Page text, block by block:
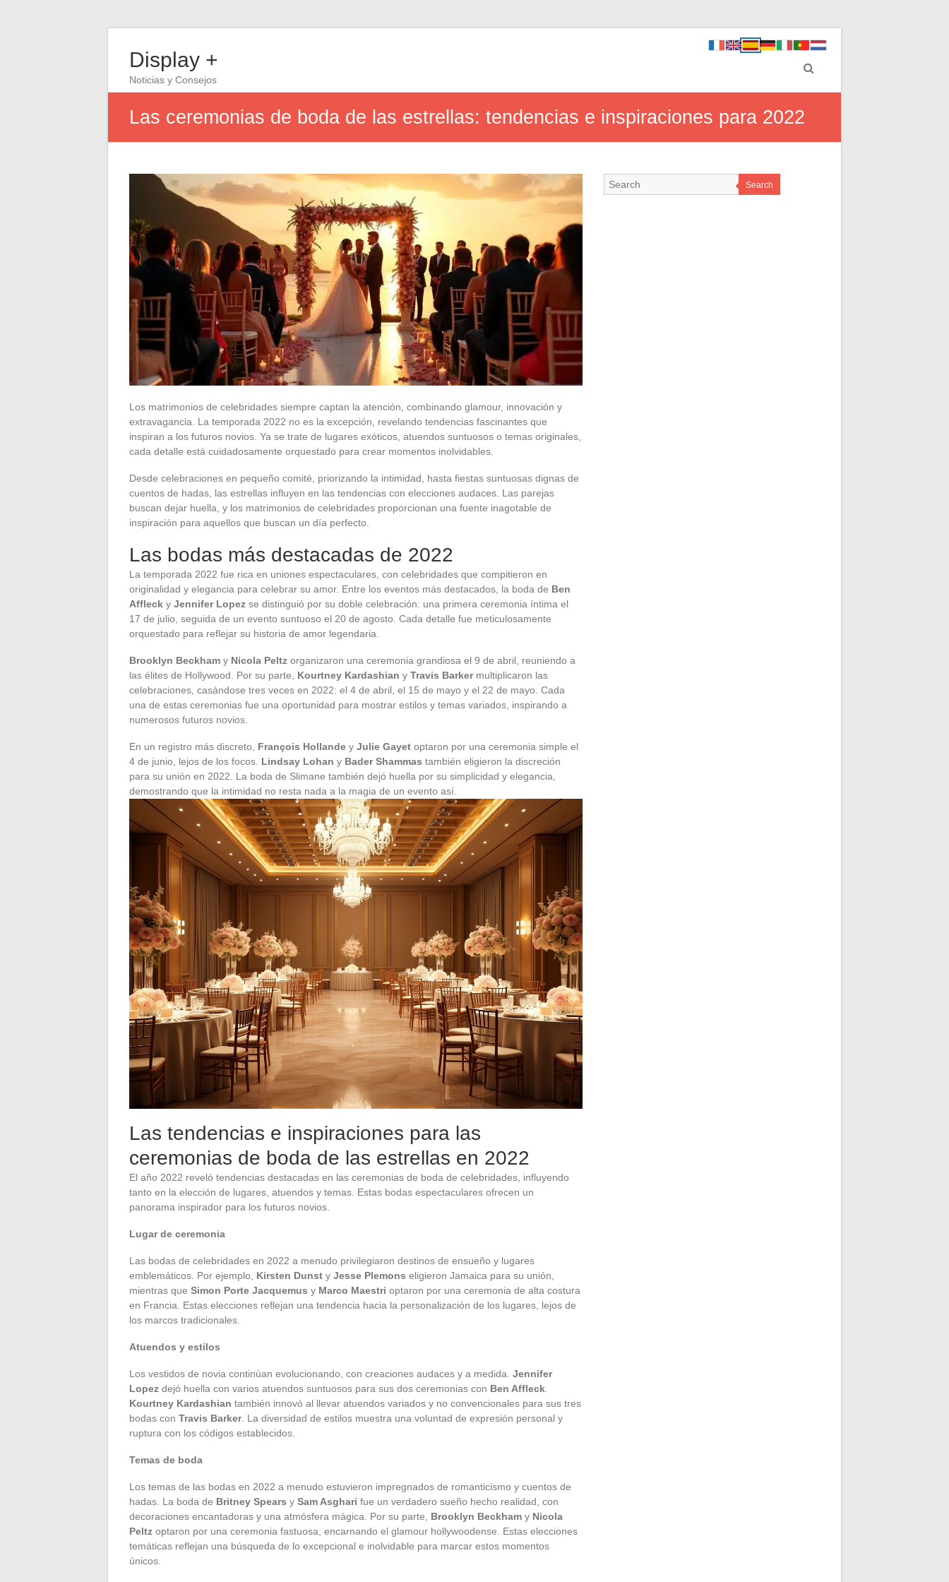
Display +
Noticias y Consejos
Las ceremonias de boda de las estrellas: tendencias e inspiraciones para 2022
Los matrimonios de celebridades siempre captan la atención, combinando glamour, innovación y
extravagancia. La temporada 2022 no es la excepción, revelando tendencias fascinantes que
inspiran a los futuros novios. Ya se trate de lugares exóticos, atuendos suntuosos o temas originales,
cada detalle está cuidadosamente orquestado para crear momentos inolvidables.
Desde celebraciones en pequeño comité, priorizando la intimidad, hasta fiestas suntuosas dignas de
cuentos de hadas, las estrellas influyen en las tendencias con elecciones audaces. Las parejas
buscan dejar huella, y los matrimonios de celebridades proporcionan una fuente inagotable de
inspiración para aquellos que buscan un día perfecto.
Las bodas más destacadas de 2022
La temporada 2022 fue rica en uniones espectaculares, con celebridades que compitieron en
originalidad y elegancia para celebrar su amor. Entre los eventos más destacados, la boda de Ben
Affleck y Jennifer Lopez se distinguió por su doble celebración: una primera ceremonia íntima el
17 de julio, seguida de un evento suntuoso el 20 de agosto. Cada detalle fue meticulosamente
orquestado para reflejar su historia de amor legendaria.
Brooklyn Beckham y Nicola Peltz organizaron una ceremonia grandiosa el 9 de abril, reuniendo a
las élites de Hollywood. Por su parte, Kourtney Kardashian y Travis Barkermultiplicaron las
celebraciones, casándose tres veces en 2022: el 4 de abril, el 15 de mayo y el 22 de mayo. Cada
una de estas ceremonias fue una oportunidad para mostrar estilos y temas variados, inspirando a
numerosos futuros novios.
En un registro más discreto, François Hollande y Julie Gayet optaron por una ceremonia simple el
4 de junio, lejos de los focos. Lindsay Lohan y Bader Shammas también eligieron la discreción
para su unión en 2022. La boda de Slimane también dejó huella por su simplicidad y elegancia,
demostrando que la intimidad no resta nada a la magia de un evento así.
Las tendencias e inspiraciones para las
ceremonias de boda de las estrellas en 2022
El año 2022 reveló tendencias destacadas en las ceremonias de boda de celebridades, influyendo
tanto en la elección de lugares, atuendos y temas. Estas bodas espectaculares ofrecen un
panorama inspirador para los futuros novios.
Lugar de ceremonia
Las bodas de celebridades en 2022 a menudo privilegiaron destinos de ensueño y lugares
emblemáticos. Por ejemplo, Kirsten Dunst y Jesse Plemons eligieron Jamaica para su unión,
mientras que Simon Porte Jacquemus y Marco Maestri optaron por una ceremonia de alta costura
en Francia. Estas elecciones reflejan una tendencia hacia la personalización de los lugares, lejos de
los marcos tradicionales.
Atuendos y estilos
Los vestidos de novia continúan evolucionando, con creaciones audaces y a medida. Jennifer
Lopez dejó huella con varios atuendos suntuosos para sus dos ceremonias con Ben Affleck
Kourtney Kardashian también innovó al llevar atuendos variados y no convencionales para sus tres
bodas con Travis Barker. La diversidad de estilos muestra una voluntad de expresión personal y
ruptura con los códigos establecidos.
Temas de boda
Los temas de las bodas en 2022 a menudo estuvieron impregnados de romanticismo y cuentos de
hadas. La boda de Britney Spears y Sam Asghari fue un verdadero sueño hecho realidad, con
decoraciones encantadoras y una atmósfera mágica. Por su parte, Brooklyn Beckham y Nicola
Peltz optaron por una ceremonia fastuosa, encarnando el glamour hollywoodense. Estas elecciones
temáticas reflejan una búsqueda de lo excepcional e inolvidable para marcar estos momentos
únicos.
Search